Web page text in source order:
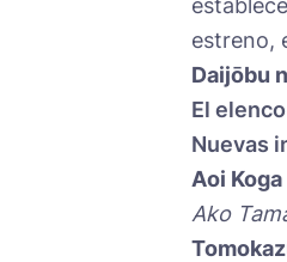
estreno,
Daijōbu
El
Nuevas
Aoi Koga
Ako